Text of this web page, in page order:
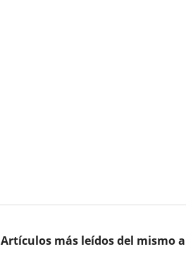
Artículos más leídos del mismo